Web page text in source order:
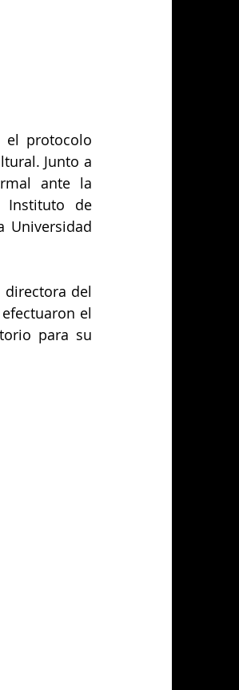
el protocolo
Junto a
ante la
Instituto de
Universidad
del
el
para su